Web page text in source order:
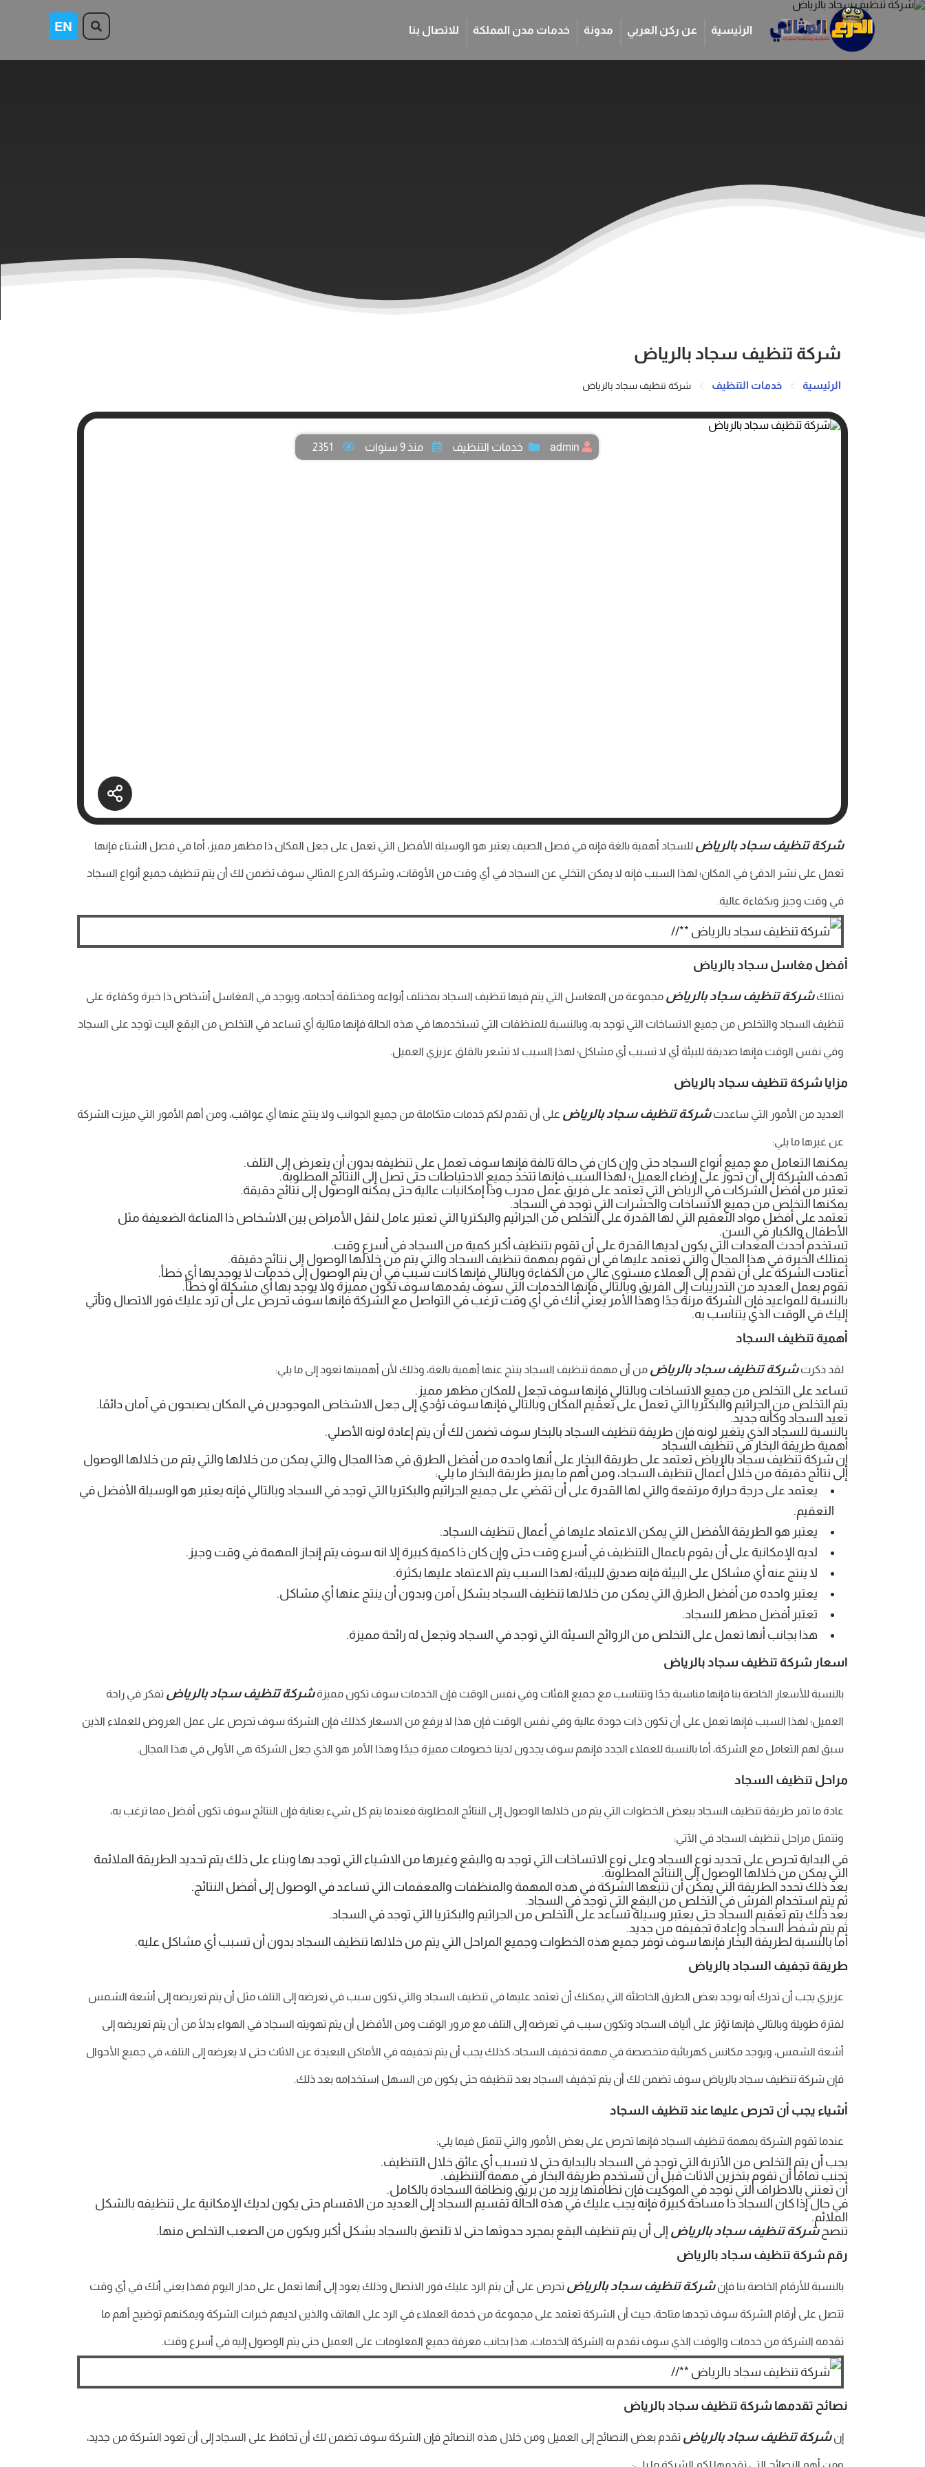
الرئيسية عن ركن العربي مدونة خدمات مدن المملكة للاتصال بنا
شركة تنظيف سجاد بالرياض
الرئيسية خدمات التنظيف شركة تنظيف سجاد بالرياض
admin خدمات التنظيف منذ 9 سنوات
شركة تنظيف سجاد بالرياض للسجاد أهمية بالغة فإنه في فصل الصيف يعتبر هو الوسيلة الأفضل التي تعمل على جعل المكان ذا مظهر مميز، أما في فصل الشتاء فإنها
تعمل على نشر الدفئ في المكان؛ لهذا السبب فإنه لا يمكن التخلي عن السجاد في أي وقت من الأوقات، وشركة الدرع المثالي سوف تضمن لك أن يتم تنظيف جميع أنواع السجاد
في وقت وجيز وبكفاءة عالية.
أفضل مغاسل سجاد بالرياض
تمتلكشركة تنظيف سجاد بالرياض مجموعة من المغاسل التي يتم فيها تنظيف السجاد بمختلف أنواعه ومختلفة أحجامه، ويوجد في المغاسل أشخاص ذا خبرة وكفاءة على
تنظيف السجاد والتخلص من جميع الاتساخات التي توجد به، وبالنسبة للمنظفات التي تستخدمها في هذه الحالة فإنها مثالية أي تساعد في التخلص من البقع اليت توجد على السجاد
وفي نفس الوقت فإنها صديقة للبيئة أي لا تسبب أي مشاكل؛ لهذا السبب لا تشعر بالقلق عزيزي العميل.
مزايا شركة تنظيف سجاد بالرياض
العديد من الأمور التي ساعدتشركة تنظيف سجاد بالرياض على أن تقدم لكم خدمات متكاملة من جميع الجوانب ولا ينتج عنها أي عواقب، ومن أهم الأمور التي ميزت الشركة
عن غيرها ما يلي:
يمكنها التعامل مع جميع أنواع السجاد حتى وإن كان في حالة تالفة فإنها سوف تعمل على تنظيفه بدون أن يتعرض إلى التلف.
تهدف الشركة إلى أن تحوز على إرضاء العميل؛ لهذا السبب فإنها تتخذ جميع الاحتياطات حتى تصل إلى النتائج المطلوبة.
تعتبر من أفضل الشركات في الرياض التي تعتمد على فريق عمل مدرب وذا إمكانيات عالية حتى يمكنه الوصول إلى نتائج دقيقة.
يمكنها التخلص من جميع الاتساخات والحشرات التي توجد في السجاد.
تعتمد على أفضل مواد التعقيم التي لها القدرة على التخلص من الجراثيم والبكتريا التي تعتبر عامل لنقل الأمراض بين الاشخاص ذا المناعة الضعيفة مثل
الأطفال والكبار في السن.
تستخدم أحدث المعدات التي يكون لديها القدرة على أن تقوم بتنظيف أكبر كمية من السجاد في أسرع وقت.
تمتلك الخبرة في هذا المجال والتي تعتمد عليها في أن تقوم بمهمة تنظيف السجاد والتي يتم من خلالها الوصول إلى نتائج دقيقة.
أعتادت الشركة على أن تقدم إلى العملاء مستوى عالي من الكفاءة وبالتالي فإنها كانت سبب في أن يتم الوصول إلى خدمات لا يوجد بها أي خطأ.
تقوم بعمل العديد من التدريبات إلى الفريق وبالتالي فإنها الخدمات التي سوف يقدمها سوف تكون مميزة ولا يوجد بها أي مشكلة أو خطأ.
بالنسبة للمواعيد فإن الشركة مرنة جدًا وهذا الأمر يعني أنك في أي وقت ترغب في التواصل مع الشركة فإنها سوف تحرص على أن ترد عليك فور الاتصال وتأتي
إليك في الوقت الذي يتناسب به.
أهمية تنظيف السجاد
لقد ذكرتشركة تنظيف سجاد بالرياض من أن مهمة تنظيف السجاد ينتج عنها أهمية بالغة، وذلك لأن أهميتها تعود إلى ما يلي:
تساعد على التخلص من جميع الاتساخات وبالتالي فإنها سوف تجعل للمكان مظهر مميز.
يتم التخلص من الجراثيم والبكتريا التي تعمل على تعقيم المكان وبالتالي فإنها سوف تؤدي إلى جعل الاشخاص الموجودين في المكان يصبحون في آمان دائمًا.
تعيد السجاد وكأنه جديد.
بالنسبة للسجاد الذي يتغير لونه فإن طريقة تنظيف السجاد بالبخار سوف تضمن لك أن يتم إعادة لونه الأصلي.
أهمية طريقة البخار في تنظيف السجاد
إن شركة تنظيف سجاد بالرياض تعتمد على طريقة البخار على أنها واحده من أفضل الطرق في هذا المجال والتي يمكن من خلالها والتي يتم من خلالها الوصول
إلى نتائج دقيقة من خلال أعمال تنظيف السجاد، ومن أهم ما يميز طريقة البخار ما يلي:
يعتمد على درجة حرارة مرتفعة والتي لها القدرة على أن تقضي على جميع الجراثيم والبكتريا التي توجد في السجاد وبالتالي فإنه يعتبر هو الوسيلة الأفضل في
التعقيم.
يعتبر هو الطريقة الأفضل التي يمكن الاعتماد عليها في أعمال تنظيف السجاد.
لديه الإمكانية على أن يقوم باعمال التنظيف في أسرع وقت حتى وإن كان ذا كمية كبيرة إلا انه سوف يتم إنجاز المهمة في وقت وجيز.
لا ينتج عنه أي مشاكل على البيئة فإنه صديق للبيئة؛ لهذا السبب يتم الاعتماد عليها بكثرة.
يعتبر واحده من أفضل الطرق التي يمكن من خلالها تنظيف السجاد بشكل آمن وبدون أن ينتج عنها أي مشاكل.
تعتبر أفضل مطهر للسجاد.
هذا بجانب أنها تعمل على التخلص من الروائح السيئة التي توجد في السجاد وتجعل له رائحة مميزة.
اسعار شركة تنظيف سجاد بالرياض
بالنسبة للأسعار الخاصة بنا فإنها مناسبة جدًا وتتناسب مع جميع الفئات وفي نفس الوقت فإن الخدمات سوف تكون مميزةشركة تنظيف سجاد بالرياض تفكر في راحة
العميل؛ لهذا السبب فإنها تعمل على أن تكون ذات جودة عالية وفي نفس الوقت فإن هذا لا يرفع من الاسعار كذلك فإن الشركة سوف تحرص على عمل العروض للعملاء الذين
سبق لهم التعامل مع الشركة، أما بالنسبة للعملاء الجدد فإنهم سوف يجدون لدينا خصومات مميزة جيدًا وهذا الأمر هو الذي جعل الشركة هي الأولى في هذا المجال.
مراحل تنظيف السجاد
عادة ما تمر طريقة تنظيف السجاد ببعض الخطوات التي يتم من خلالها الوصول إلى النتائج المطلوبة فعندما يتم كل شيء بعناية فإن النتائج سوف تكون أفضل مما ترغب به،
وتتمثل مراحل تنظيف السجاد في الآتي:
في البداية تحرص على تحديد نوع السجاد وعلى نوع الاتساخات التي توجد به والبقع وغيرها من الاشياء التي توجد بها وبناء على ذلك يتم تحديد الطريقة الملائمة
التي يمكن من خلالها الوصول إلى النتائج المطلوبة.
بعد ذلك تحدد الطريقة التي يمكن أن تتبعها الشركة في هذه المهمة والمنظفات والمعقمات التي تساعد في الوصول إلى أفضل النتائج.
ثم يتم استخدام الفرش في التخلص من البقع التي توجد في السجاد.
بعد ذلك يتم تعقيم السجاد حتى يعتبر وسيلة تساعد على التخلص من الجراثيم والبكتريا التي توجد في السجاد.
ثم يتم شفط السجاد وإعادة تجفيفه من جديد.
أما بالنسبة لطريقة البخار فإنها سوف توفر جميع هذه الخطوات وجميع المراحل التي يتم من خلالها تنظيف السجاد بدون أن تسبب أي مشاكل عليه.
طريقة تجفيف السجاد بالرياض
عزيزي يجب أن تدرك أنه يوجد بعض الطرق الخاطئة التي يمكنك أن تعتمد عليها في تنظيف السجاد والتي تكون سبب في تعرضه إلى التلف مثل أن يتم تعريضه إلى أشعة الشمس
لفترة طويلة وبالتالي فإنها تؤثر على ألياف السجاد وتكون سبب في تعرضه إلى التلف مع مرور الوقت ومن الأفضل أن يتم تهويته السجاد في الهواء بدلًا من أن يتم تعريضه إلى
أشعة الشمس، ويوجد مكانس كهربائية متخصصة في مهمة تجفيف السجاد، كذلك يجب أن يتم تجفيفه في الأماكن البعيدة عن الاثاث حتى لا يعرضه إلى التلف، في جميع الأحوال
فإن شركة تنظيف سجاد بالرياض سوف تضمن لك أن يتم تجفيف السجاد بعد تنظيفه حتى يكون من السهل استخدامه بعد ذلك.
أشياء يجب أن تحرص عليها عند تنظيف السجاد
عندما تقوم الشركة بمهمة تنظيف السجاد فإنها تحرص على بعض الأمور والتي تتمثل فيما يلي:
يجب أن يتم التخلص من الأتربة التي توجد في السجاد بالبداية حتى لا تسبب أي عائق خلال التنظيف.
تجنب تمامًا أن تقوم بتخزين الاثاث قبل أن تستخدم طريقة البخار في مهمة التنظيف.
أن تعتني بالاطراف التي توجد في الموكيت فإن نظافتها يزيد من بريق ونظافة السجادة بالكامل.
في حال إذا كان السجاد ذا مساحة كبيرة فإنه يجب عليك في هذه الحالة تقسيم السجاد إلى العديد من الاقسام حتى يكون لديك الإمكانية على تنظيفه بالشكل
الملائم.
تنصحشركة تنظيف سجاد بالرياض إلى أن يتم تنظيف البقع بمجرد حدوثها حتى لا تلتصق بالسجاد بشكل أكبر ويكون من الصعب التخلص منها.
رقم شركة تنظيف سجاد بالرياض
بالنسبة للأرقام الخاصة بنا فإنشركة تنظيف سجاد بالرياض تحرص على أن يتم الرد عليك فور الاتصال وذلك يعود إلى أنها تعمل على مدار اليوم فهذا يعني أنك في أي وقت
تتصل على أرقام الشركة سوف تجدها متاحة، حيث أن الشركة تعتمد على مجموعة من خدمة العملاء في الرد على الهاتف والذين لديهم خبرات الشركة ويمكنهم توضيح أهم ما
تقدمه الشركة من خدمات والوقت الذي سوف تقدم به الشركة الخدمات، هذا بجانب معرفة جميع المعلومات على العميل حتى يتم الوصول إليه في أسرع وقت.
نصائح تقدمها شركة تنظيف سجاد بالرياض
إنشركة تنظيف سجاد بالرياض تقدم بعض النصائح إلى العميل ومن خلال هذه النصائح فإن الشركة سوف تضمن لك أن تحافظ على السجاد إلى أن تعود الشركة من جديد،
ومن أهم النصائح التي تقدمها لكم الشركة ما يلي: